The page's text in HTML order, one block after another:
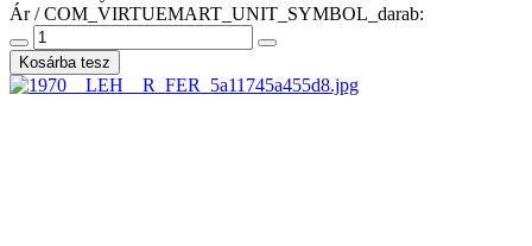
Ár / COM_VIRTUEMART_UNIT_SYMBOL_darab: